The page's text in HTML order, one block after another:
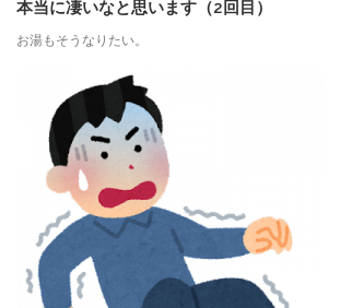
本当に凄いなと思います（2回目）
お湯もそうなりたい。